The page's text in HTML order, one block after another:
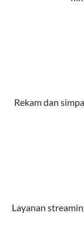
Dengan
teknologi
fleksibilitas
Keunggulan
streaming,
Memudahkan
Rekam dan
Layanan